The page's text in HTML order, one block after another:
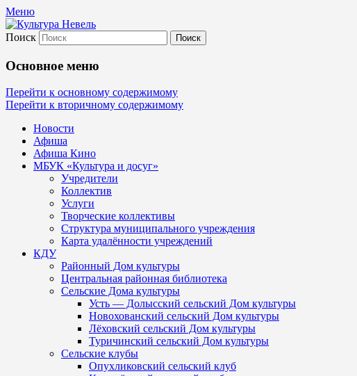
Меню
Культура Невель
МБУК Невельского района "Культура и досуг"
Поиск
Основное меню
Перейти к основному содержимому
Перейти к вторичному содержимому
Новости
Афиша
Афиша Кино
МБУК «Культура и досуг»
Учредители
Коллектив
Услуги
Творческие коллективы
Структура муниципального учреждения
Карта удалённости учреждений
КДУ
Районный Дом культуры
Центральная районная библиотека
Сельские Дома культуры
Усть — Долысский сельский Дом культуры
Новохованский сельский Дом культуры
Лёховский сельский Дом культуры
Туричинский сельский Дом культуры
Сельские клубы
Опухликовский сельский клуб